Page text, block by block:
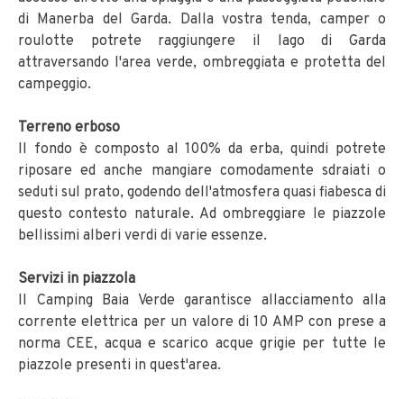
di Manerba del Garda. Dalla vostra tenda, camper o
roulotte potrete raggiungere il lago di Garda
attraversando l'area verde, ombreggiata e protetta del
campeggio.
Terreno erboso
Il fondo è composto al 100% da erba, quindi potrete
riposare ed anche mangiare comodamente sdraiati o
seduti sul prato, godendo dell'atmosfera quasi fiabesca di
questo contesto naturale. Ad ombreggiare le piazzole
bellissimi alberi verdi di varie essenze.
Servizi in piazzola
Il Camping Baia Verde garantisce allacciamento alla
corrente elettrica per un valore di 10 AMP con prese a
norma CEE, acqua e scarico acque grigie per tutte le
piazzole presenti in quest'area.